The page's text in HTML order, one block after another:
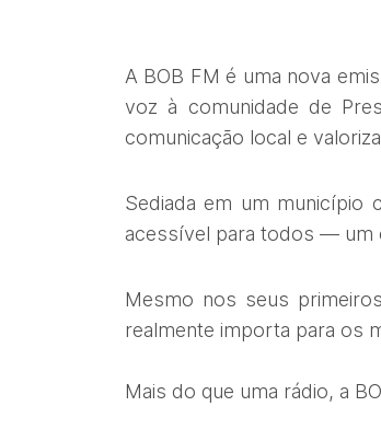
A BOB FM é uma nova
voz à comunidade de
comunicação local e
Sediada em um
acessível para todos — um
Mesmo nos seus
realmente importa para os
Mais do que uma rádio, a